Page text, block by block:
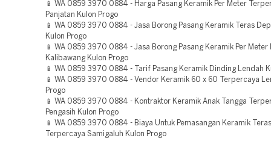
📱 WA 0859 3970 0884 - Harga Pasang Keramik Per Meter
Panjatan Kulon Progo
📱 WA 0859 3970 0884 - Jasa Borong Pasang Keramik Teras
Kulon Progo
📱 WA 0859 3970 0884 - Jasa Borong Pasang Keramik Per Meter
Kalibawang Kulon Progo
📱 WA 0859 3970 0884 - Tarif Pasang Keramik Dinding Lendah
📱 WA 0859 3970 0884 - Vendor Keramik 60 x 60 Terpercaya
Progo
📱 WA 0859 3970 0884 - Kontraktor Keramik Anak Tangga
Pengasih Kulon Progo
📱 WA 0859 3970 0884 - Biaya Untuk Pemasangan Keramik
Terpercaya Samigaluh Kulon Progo